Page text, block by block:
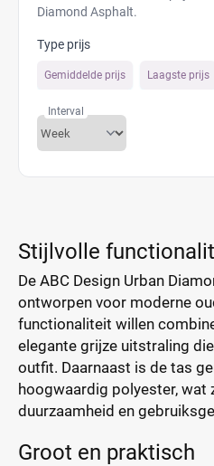
Diamond Asphalt.
Type prijs
Gemiddelde prijs Laagste prijs
Interval
Stijlvolle
De ABC Design Urban
ontworpen voor moderne
functionaliteit willen
elegante grijze uitstraling
outfit. Daarnaast is de tas
hoogwaardig polyester, wat
duurzaamheid en
Groot en praktisch